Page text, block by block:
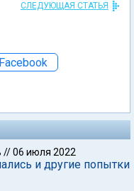
СЛЕДУЮЩАЯ СТАТЬЯ
Facebook
//06 июля 2022
и другие попытки